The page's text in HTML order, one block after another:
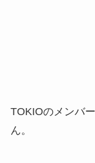
TOKIOのメンバ
ん。